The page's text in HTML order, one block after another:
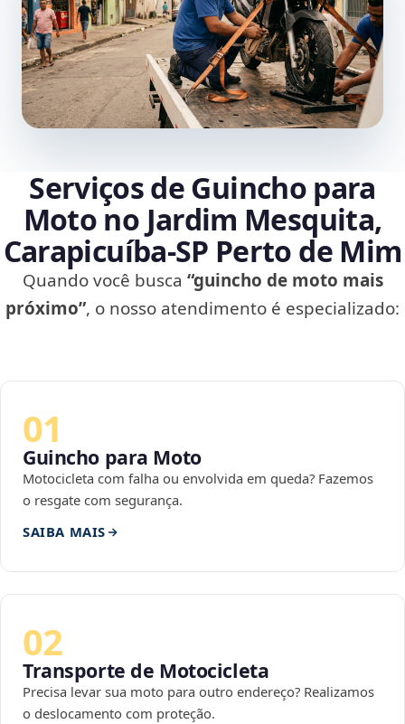
Serviços de Guincho para
Moto no Jardim Mesquita,
Carapicuíba‑SP Perto de Mim
Quando você busca “guincho de moto mais
próximo”, o nosso atendimento é especializado:
01
Guincho para Moto
Motocicleta com falha ou envolvida em queda? Fazemos
o resgate com segurança.
SAIBA MAIS
02
Transporte de Motocicleta
Precisa levar sua moto para outro endereço? Realizamos
o deslocamento com proteção.